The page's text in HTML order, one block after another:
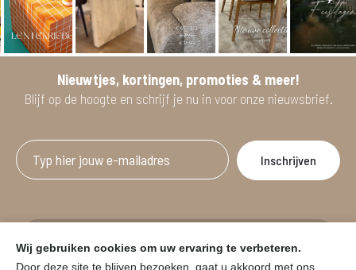
Nieuwtjes, kortingen, promoties & meer!
Blijf op de hoogte en schrijf je nu in voor onze nieuwsbrief.
vanaf minimum 2 willekeurige artikelen.
Wij gebruiken cookies om uw ervaring te verbeteren.
Door deze site te blijven bezoeken, gaat u akkoord met ons